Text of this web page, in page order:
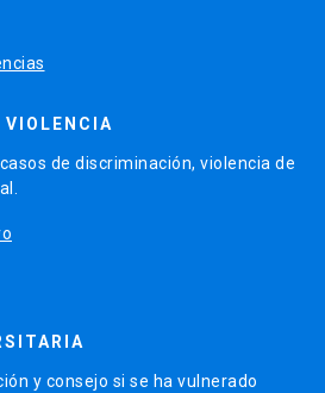
VIOLENCIA
de discriminación, violencia de
y consejo si se ha vulnerado